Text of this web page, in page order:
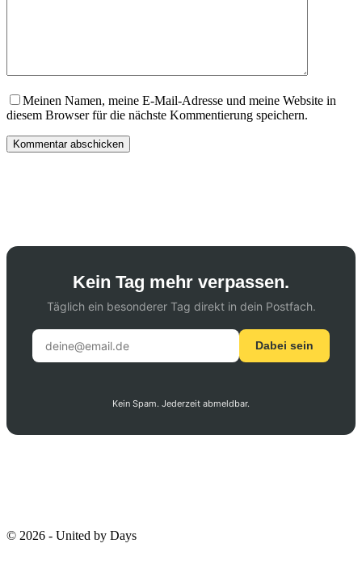
Meinen Namen, meine E-Mail-Adresse und meine Website in
diesem Browser für die nächste Kommentierung speichern.
Kommentar abschicken
Kein Tag mehr verpassen.
Täglich ein besonderer Tag direkt in dein Postfach.
Dabei sein
Kein Spam. Jederzeit abmeldbar.
© 2026 - United by Days